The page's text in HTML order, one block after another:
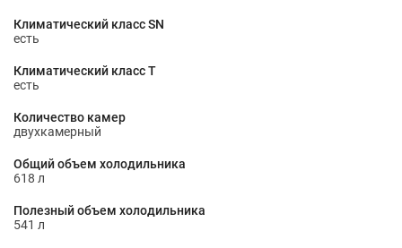
Климатический класс SN
есть
Климатический класс T
есть
Количество камер
двухкамерный
Общий объем холодильника
618 л
Полезный объем холодильника
541 л